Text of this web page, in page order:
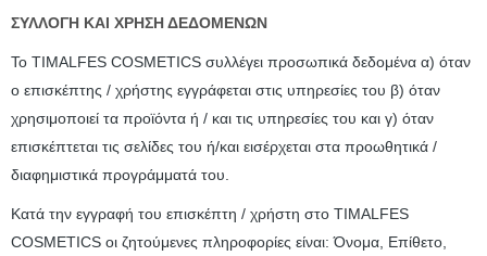
ΣΥΛΛΟΓΗ ΚΑΙ ΧΡΗΣΗ ΔΕΔΟΜΕΝΩΝ
Το TIMALFES COSMETICS συλλέγει προσωπικά δεδομένα α) όταν
ο επισκέπτης / χρήστης εγγράφεται στις υπηρεσίες του β) όταν
χρησιμοποιεί τα προϊόντα ή / και τις υπηρεσίες του και γ) όταν
επισκέπτεται τις σελίδες του ή/και εισέρχεται στα προωθητικά /
διαφημιστικά προγράμματά του.
Κατά την εγγραφή του επισκέπτη / χρήστη στο TIMALFES
COSMETICS οι ζητούμενες πληροφορίες είναι: Όνομα, Επίθετο,